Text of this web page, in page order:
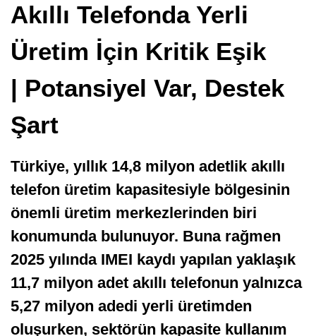
Akıllı Telefonda Yerli
Üretim İçin Kritik Eşik
| Potansiyel Var, Destek
Şart
Türkiye, yıllık 14,8 milyon adetlik akıllı
telefon üretim kapasitesiyle bölgesinin
önemli üretim merkezlerinden biri
konumunda bulunuyor. Buna rağmen
2025 yılında IMEI kaydı yapılan yaklaşık
11,7 milyon adet akıllı telefonun yalnızca
5,27 milyon adedi yerli üretimden
oluşurken, sektörün kapasite kullanım